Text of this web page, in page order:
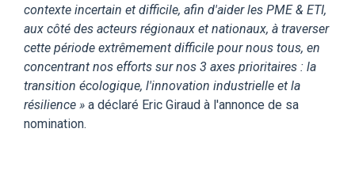
contexte incertain et difficile, afin d'aider les PME & ETI,
aux côté des acteurs régionaux et nationaux, à traverser
cette période extrêmement difficile pour nous tous, en
concentrant nos efforts sur nos 3 axes prioritaires : la
transition écologique, l'innovation industrielle et la
résilience » a déclaré Eric Giraud à l'annonce de sa
nomination.